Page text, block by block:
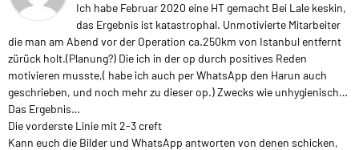
Ich habe Februar 2020 eine HT gemacht Bei Lale keskin,
das Ergebnis ist katastrophal. Unmotivierte Mitarbeiter
die man am Abend vor der Operation ca.250km von Istanbul entfernt
zürück holt.(Planung?) Die ich in der op durch positives Reden
motivieren musste,( habe ich auch per WhatsApp den Harun auch
geschrieben, und noch mehr zu dieser op.)Zwecks wie unhygienisch…
Das Ergebnis…
Die vorderste Linie mit 2-3 creft
Kann euch die Bilder und WhatsApp antworten von denen schicken,